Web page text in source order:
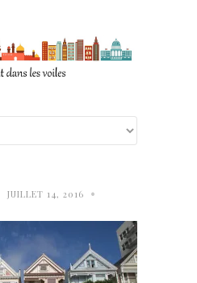
JUILLET 14, 2016 •